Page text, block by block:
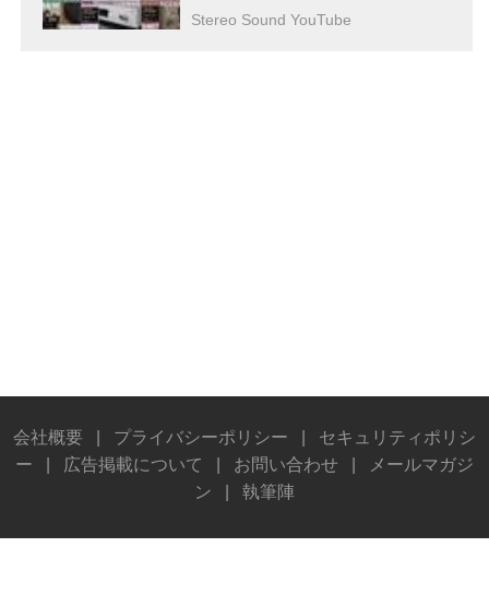
Stereo Sound YouTube
会社概要 プライバシーポリシー
セキュリティポリシ
ー
広告掲載について お問い合わせ
メールマガジ
ン
執筆陣